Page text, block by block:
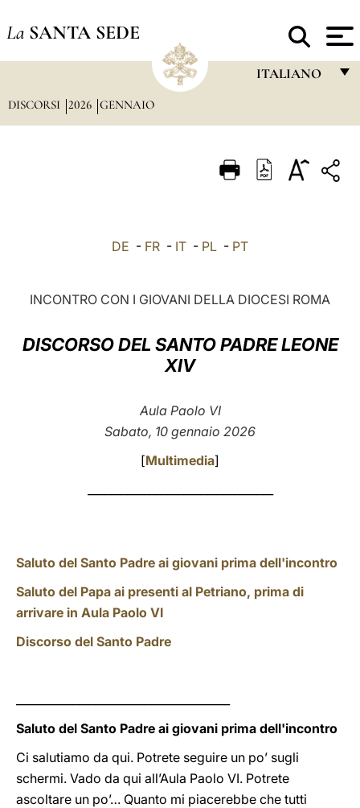
La SANTA SEDE
ITALIANO
ITALIANO
POLSKI
中文
DISCORSI 2026 GENNAIO
DE - FR - IT - PL - PT
INCONTRO CON I GIOVANI DELLA DIOCESI ROMA
DISCORSO DEL SANTO PADRE LEONE
XIV
Aula Paolo VI
Sabato, 10 gennaio 2026
[Multimedia]
Saluto del Santo Padre ai giovani prima dell'incontro
Saluto del Papa ai presenti al Petriano, prima di
arrivare in Aula Paolo VI
Discorso del Santo Padre
Saluto del Santo Padre ai giovani prima dell'incontro
Ci salutiamo da qui. Potrete seguire un po’ sugli
schermi. Vado da qui all’Aula Paolo VI. Potrete
ascoltare un po’… Quanto mi piacerebbe che tutti